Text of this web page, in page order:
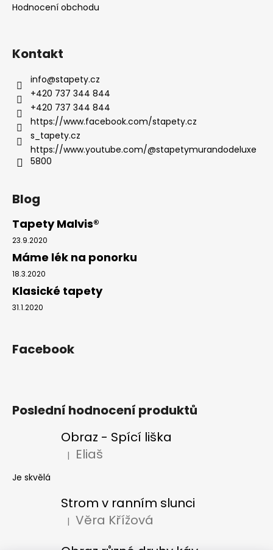
Hodnocení obchodu
Kontakt
info@stapety.cz
+420 737 344 844
+420 737 344 844
https://www.facebook.com/stapety.cz
s_tapety.cz
https://www.youtube.com/@stapetymurandodeluxe
5800
Blog
Tapety Malvis®
23.9.2020
Máme lék na ponorku
18.3.2020
Klasické tapety
31.1.2020
Facebook
Poslední hodnocení produktů
Obraz - Spící liška
Hodnocení produktu je 5 z 5 hvězdiček.
| Eliaš
Je skvělá
Strom v ranním slunci
Hodnocení produktu je 5 z 5 hvězdiček.
| Věra Křížová